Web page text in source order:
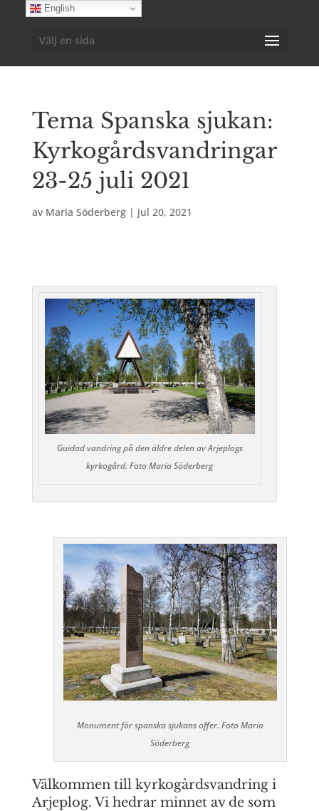
Välj en sida
Tema Spanska sjukan:
Kyrkogårdsvandringar
23-25 juli 2021
av Maria Söderberg| jul 20, 2021
Guidad vandring på den äldre delen av Arjeplogs
kyrkogård. Foto Maria Söderberg
Monument för spanska sjukans offer. Foto Maria
Söderberg
Välkommen till kyrkogårdsvandring i
Arjeplog. Vi hedrar minnet av de som
English